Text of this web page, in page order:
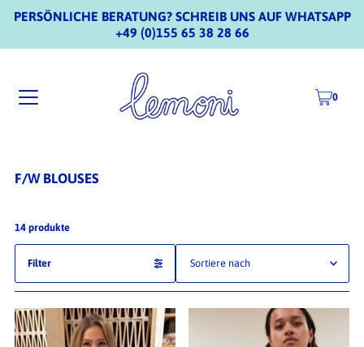
PERSÖNLICHE BERATUNG? SCHREIB UNS AUF WHATSAPP
+49 (0)155 65 38 28 66
0
F/W BLOUSES
14 produkte
Filter
Ausgewählt
Am relevantesten